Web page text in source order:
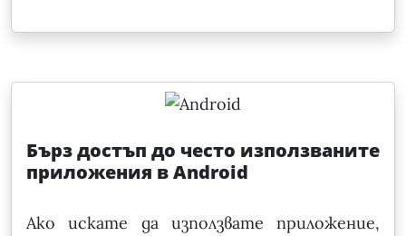
Бърз достъп до често използваните
приложения в Android
Ако искате да използвате приложение,